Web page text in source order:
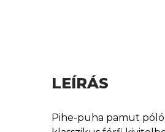
LEÍRÁS
Pihe-puha pamut